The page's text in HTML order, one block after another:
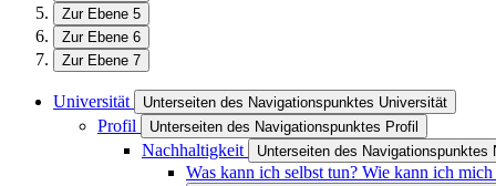
Zur Ebene 5
Zur Ebene 6
Zur Ebene 7
Universität Unterseiten des Navigationspunktes Universität
Profil Unterseiten des Navigationspunktes Profil
Nachhaltigkeit Unterseiten des Navigationspunktes
Was kann ich selbst tun? Wie kann ich